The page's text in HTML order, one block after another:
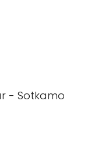
- Sotkamo